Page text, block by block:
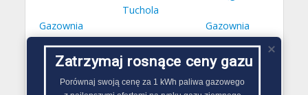
Gazownia
Słupca
Tuchola
Gazownia
Wąbrzeźno
Kontakt PSG
Zatrzymaj rosnące ceny gazu
Porównaj swoją cenę za 1 kWh paliwa gazowego